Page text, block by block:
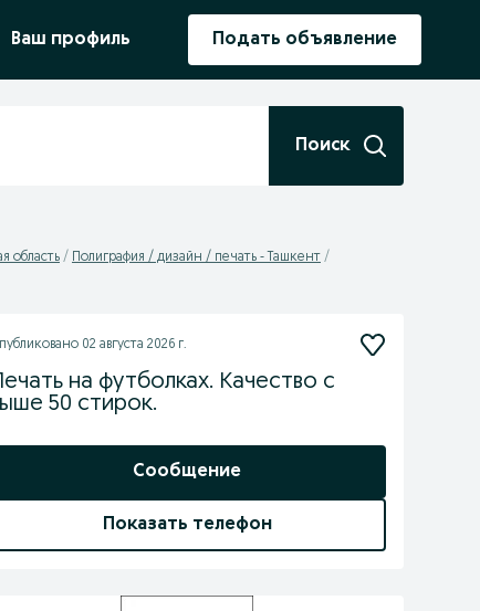
Ваш профиль Подать объявление
Поиск
область
Полиграфия / дизайн / печать - Ташкент
02 августа 2026 г.
на футболках. Качество с
50 стирок.
Сообщение
Показать телефон